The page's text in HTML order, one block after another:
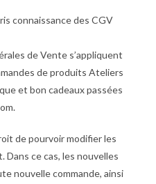
connaissance des CGV
de Vente s’appliquent
de produits Ateliers
et bon cadeaux passées
de pourvoir modifier les
ce cas, les nouvelles
nouvelle commande, ainsi